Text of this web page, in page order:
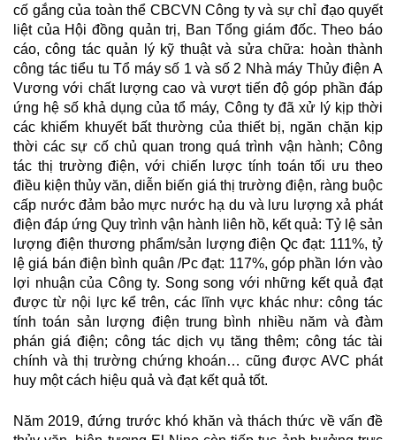
cố gắng của toàn thể CBCVN Công ty và sự chỉ đạo quyết
liệt của Hội đồng quản trị, Ban Tổng giám đốc. Theo báo
cáo, công tác quản lý kỹ thuật và sửa chữa: hoàn thành
công tác tiểu tu Tổ máy số 1 và số 2 Nhà máy Thủy điện A
Vương với chất lượng cao và vượt tiến độ góp phần đáp
ứng hệ số khả dụng của tổ máy, Công ty đã xử lý kịp thời
các khiếm khuyết bất thường của thiết bị, ngăn chặn kịp
thời các sự cố chủ quan trong quá trình vận hành; Công
tác thị trường điện, với chiến lược tính toán tối ưu theo
điều kiện thủy văn, diễn biến giá thị trường điện, ràng buộc
cấp nước đảm bảo mực nước hạ du và lưu lượng xả phát
điện đáp ứng Quy trình vận hành liên hồ, kết quả: Tỷ lệ sản
lượng điện thương phẩm/sản lượng điện Qc đạt: 111%, tỷ
lệ giá bán điện bình quân /Pc đạt: 117%, góp phần lớn vào
lợi nhuận của Công ty. Song song với những kết quả đạt
được từ nội lực kể trên, các lĩnh vực khác như: công tác
tính toán sản lượng điện trung bình nhiều năm và đàm
phán giá điện; công tác dịch vụ tăng thêm; công tác tài
chính và thị trường chứng khoán… cũng được AVC phát
huy một cách hiệu quả và đạt kết quả tốt.
Năm 2019, đứng trước khó khăn và thách thức về vấn đề